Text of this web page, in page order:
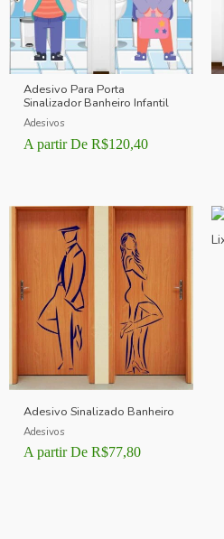
Adesivo Para Porta
Sinalizador Banheiro Infantil
Adesivos
A partir De R$120,40
Adesivo Sinalizado Banheiro
Adesivos
A partir De R$77,80